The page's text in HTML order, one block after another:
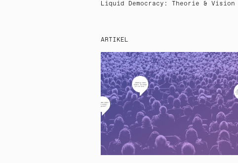
Liquid Democracy: Theorie & Vision
ARTIKEL